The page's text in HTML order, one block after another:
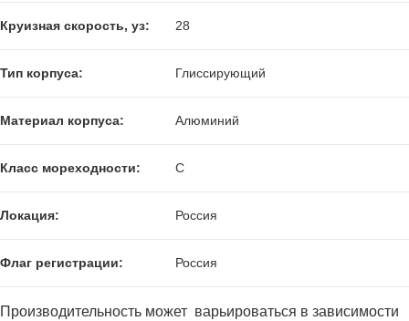
Круизная скорость, уз: 28
Тип корпуса: Глиссирующий
Материал корпуса: Алюминий
Класс мореходности: C
Локация: Россия
Флаг регистрации: Россия
Производительность может варьироваться в зависимости